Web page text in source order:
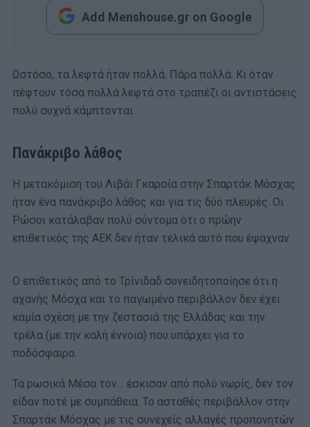
Add Menshouse.gr on Google
Ωστόσο, τα λεφτά ήταν πολλά. Πάρα πολλά. Κι όταν
πέφτουν τόσα πολλά λεφτά στο τραπέζι οι αντιστάσεις
πολύ συχνά κάμπτονται.
Πανάκριβο λάθος
Η μετακόμιση του Λιβάι Γκαρσία στην Σπαρτάκ Μόσχας
ήταν ένα πανάκριβο λάθος και για τις δύο πλευρές. Οι
Ρώσοι κατάλαβαν πολύ σύντομα ότι ο πρώην
επιθετικός της ΑΕΚ δεν ήταν τελικά αυτό που έψαχναν.
Ο επιθετικός από το Τρίνιδαδ συνειδητοποίησε ότι η
αχανής Μόσχα και το παγωμένο περιβάλλον δεν έχει
καμία σχέση με την ζεστασιά της Ελλάδας και την
τρέλα (με την καλή έννοια) που υπάρχει για το
ποδόσφαιρο.
Τα ρωσικά Μέσα τον… έσκισαν από πολύ νωρίς, δεν τον
είδαν ποτέ με συμπάθεια. Το ασταθές περιβάλλον στην
Σπαρτάκ Μόσχας με τις συνεχείς αλλαγές προπονητών